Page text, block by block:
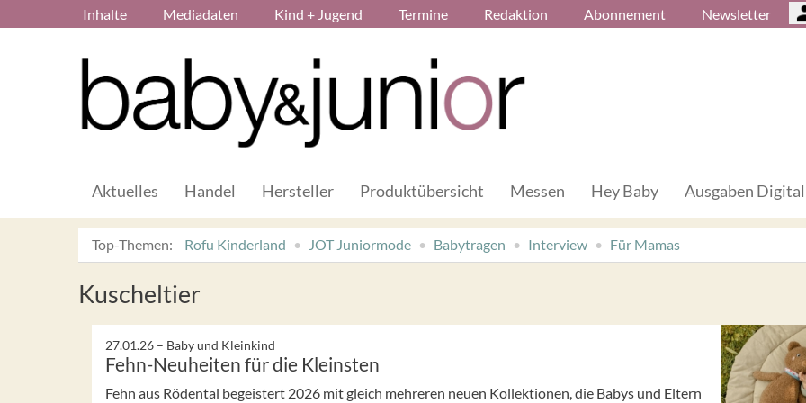
Inhalte Mediadaten Kind + Jugend Termine Redaktion Abonnement Newsletter
Aktuelles Handel Hersteller Produktübersicht Messen Hey Baby Ausgaben Digital
Top-Themen: Rofu Kinderland JOT Juniormode Babytragen Interview Für Mamas
Kuscheltier
27.01.26 – Baby und Kleinkind
Fehn-Neuheiten für die Kleinsten
Fehn aus Rödental begeistert 2026 mit gleich mehreren neuen Kollektionen, die Babys und Eltern